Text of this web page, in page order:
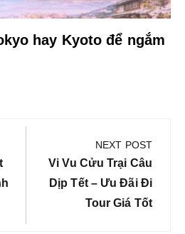
hay Kyoto để ngắm
NEXT POST
Next
Post:
Vi Vu Cửu Trại Câu
Dịp Tết – Ưu Đãi Đi
Tour Giá Tốt